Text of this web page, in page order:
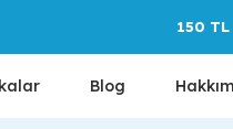
150 TL
Blog